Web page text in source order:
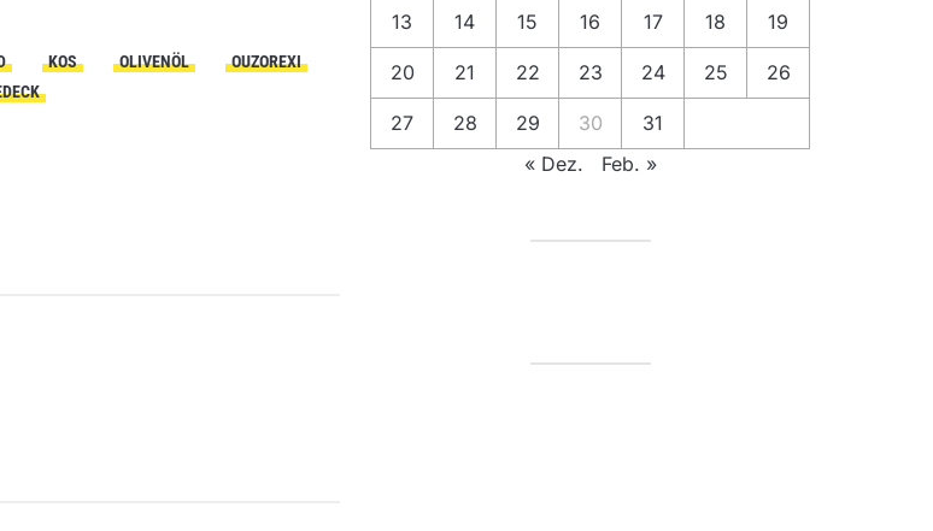
KOS OLIVENÖL
OUZOREXI
13 14 15 16 17 18 19
20 21 22 23 24 25 26
27 28 29 30
31
« Dez.
Feb. »